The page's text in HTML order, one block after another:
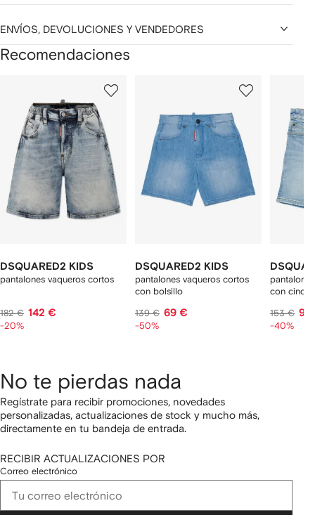
ENVÍOS, DEVOLUCIONES Y VENDEDORES
Recomendaciones
DSQUARED2 KIDS
pantalones vaqueros cortos
182 € 142 €
-20%
DSQUARED2 KIDS
pantalones vaqueros cortos
con bolsillo
139 € 69 €
-50%
con cinco
153 € 92
-40%
No te pierdas nada
Regístrate para recibir promociones, novedades
personalizadas, actualizaciones de stock y mucho más,
directamente en tu bandeja de entrada.
RECIBIR ACTUALIZACIONES POR
Correo electrónico